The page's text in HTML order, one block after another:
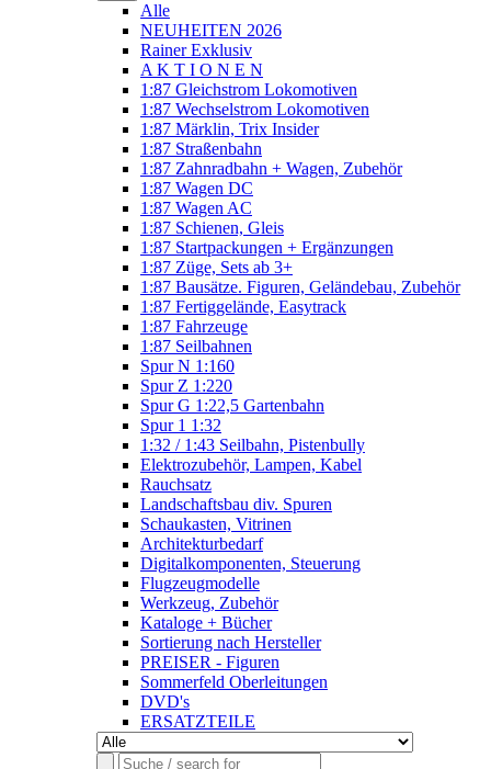
Alle
NEUHEITEN 2026
Rainer Exklusiv
A K T I O N E N
1:87 Gleichstrom Lokomotiven
1:87 Wechselstrom Lokomotiven
1:87 Märklin, Trix Insider
1:87 Straßenbahn
1:87 Zahnradbahn + Wagen, Zubehör
1:87 Wagen DC
1:87 Wagen AC
1:87 Schienen, Gleis
1:87 Startpackungen + Ergänzungen
1:87 Züge, Sets ab 3+
1:87 Bausätze. Figuren, Geländebau, Zubehör
1:87 Fertiggelände, Easytrack
1:87 Fahrzeuge
1:87 Seilbahnen
Spur N 1:160
Spur Z 1:220
Spur G 1:22,5 Gartenbahn
Spur 1 1:32
1:32 / 1:43 Seilbahn, Pistenbully
Elektrozubehör, Lampen, Kabel
Rauchsatz
Landschaftsbau div. Spuren
Schaukasten, Vitrinen
Architekturbedarf
Digitalkomponenten, Steuerung
Flugzeugmodelle
Werkzeug, Zubehör
Kataloge + Bücher
Sortierung nach Hersteller
PREISER - Figuren
Sommerfeld Oberleitungen
DVD's
ERSATZTEILE